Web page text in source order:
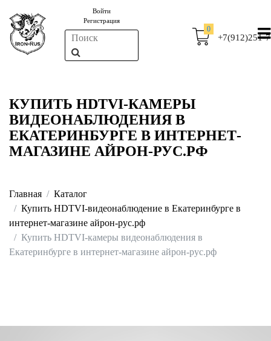
Войти
Регистрация
0
+7(912)251-
КУПИТЬ HDTVI-КАМЕРЫ
ВИДЕОНАБЛЮДЕНИЯ В
ЕКАТЕРИНБУРГЕ В ИНТЕРНЕТ-
МАГАЗИНЕ АЙРОН-РУС.РФ
Главная
Каталог
Купить HDTVI-видеонаблюдение в Екатеринбурге в
интернет-магазине айрон-рус.рф
Купить HDTVI-камеры видеонаблюдения в
Екатеринбурге в интернет-магазине айрон-рус.рф